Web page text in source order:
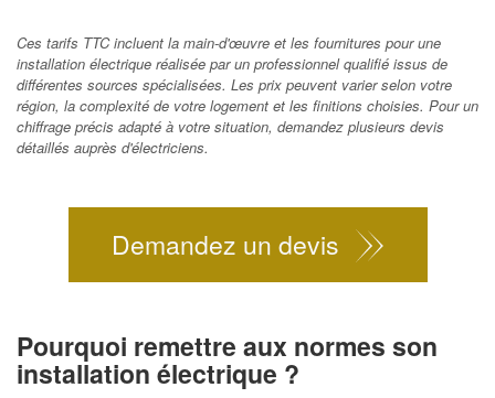
Ces tarifs TTC incluent la main-d'œuvre et les fournitures pour une
installation électrique réalisée par un professionnel qualifié issus de
différentes sources spécialisées. Les prix peuvent varier selon votre
région, la complexité de votre logement et les finitions choisies. Pour un
chiffrage précis adapté à votre situation, demandez plusieurs devis
détaillés auprès d'électriciens.
Demandez un devis
Pourquoi remettre aux normes son
installation électrique ?